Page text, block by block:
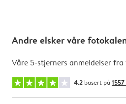
Andre elsker våre
Våre 5-stjerners anmeldelser
4.2 basert på